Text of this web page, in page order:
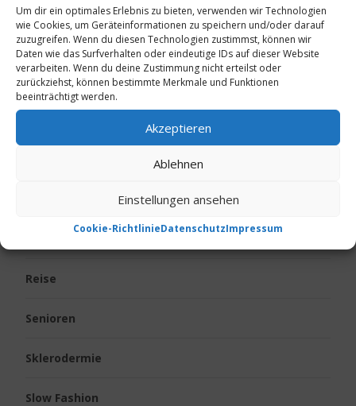
Um dir ein optimales Erlebnis zu bieten, verwenden wir Technologien
wie Cookies, um Geräteinformationen zu speichern und/oder darauf
zuzugreifen. Wenn du diesen Technologien zustimmst, können wir
Daten wie das Surfverhalten oder eindeutige IDs auf dieser Website
verarbeiten. Wenn du deine Zustimmung nicht erteilst oder
zurückziehst, können bestimmte Merkmale und Funktionen
beeinträchtigt werden.
Akzeptieren
Ablehnen
Einstellungen ansehen
Cookie-RichtlinieDatenschutzImpressum
Kinder
Körpergeruch
Reise
Senioren
Sklerodermie
Slow Fashion